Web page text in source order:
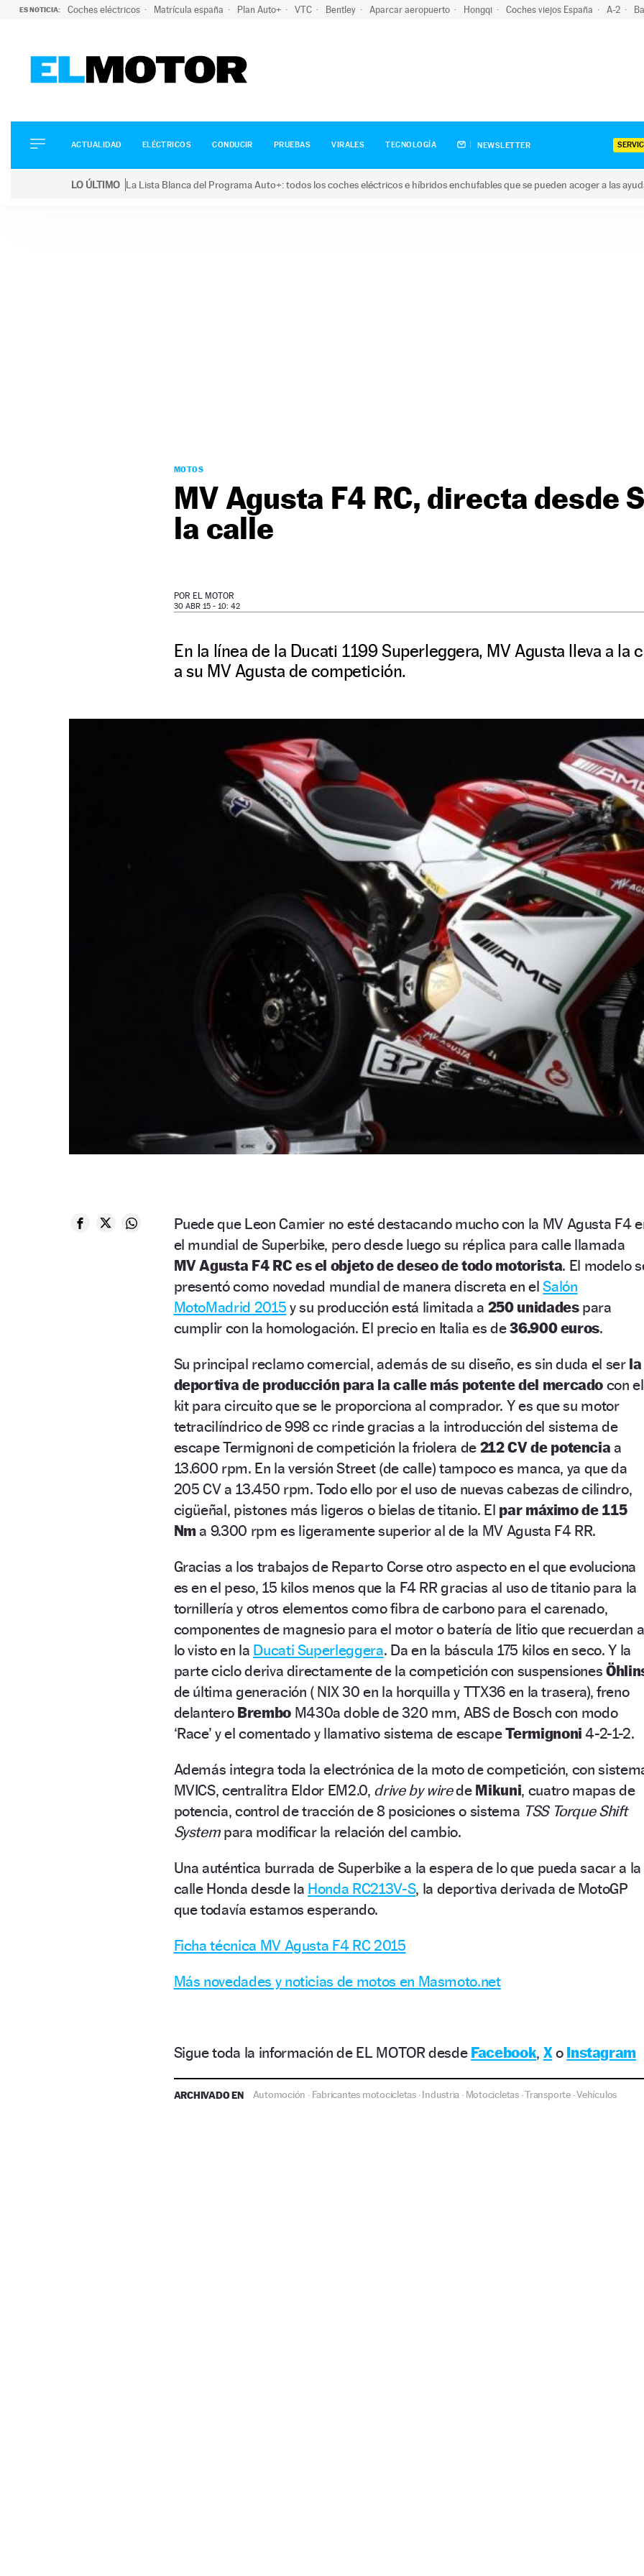
ES NOTICIA: Coches eléctricos Matrícula españa Plan Auto+ VTC Bentley Aparcar aeropuerto Hongqi Coches viejos España A-2
ELÉCTRICOS
CONDUCIR
ACTUALIDAD ELÉCTRICOS CONDUCIR PRUEBAS VIRALES TECNOLOGÍA NEWSLETTER
LO ÚLTIMO La Lista Blanca del Programa Auto+: todos los coches eléctricos e híbridos enchufables que se pueden acoger a las
MOTOS
MV Agusta F4 RC, directa desde
la calle
POR EL MOTOR
30 ABR 15 - 10: 42
En la línea de la Ducati 1199 Superleggera, MV Agusta lleva a la
a su MV Agusta de competición.
Puede que Leon Camier no esté destacando mucho con la MV Agusta F4
el mundial de Superbike, pero desde luego su réplica para calle llamada
MV Agusta F4 RC es el objeto de deseo de todo motorista. El modelo
presentó como novedad mundial de manera discreta en elSalón
MotoMadrid 2015 y su producción está limitada a 250 unidadespara
cumplir con la homologación. El precio en Italia es de36.900 euros.
Su principal reclamo comercial, además de su diseño, es sin duda el ser la
deportiva de producción para la calle más potente del mercado con el
kit para circuito que se le proporciona al comprador. Y es que su motor
tetracilíndrico de 998 cc rinde gracias a la introducción del sistema de
escape Termignoni de competición la friolera de 212 CV de potencia a
13.600 rpm. En la versión Street (de calle) tampoco es manca, ya que da
205 CV a 13.450 rpm. Todo ello por el uso de nuevas cabezas de cilindro,
cigüeñal, pistones más ligeros o bielas de titanio. El par máximo de 115
Nma 9.300 rpm es ligeramente superior al de la MV Agusta F4 RR.
Gracias a los trabajos de Reparto Corse otro aspecto en el que evoluciona
es en el peso, 15 kilos menos que la F4 RR gracias al uso de titanio para la
tornillería y otros elementos como fibra de carbono para el carenado,
componentes de magnesio para el motor o batería de litio que recuerdan a
lo visto en la Ducati Superleggera. Da en la báscula 175 kilos en seco. Y la
parte ciclo deriva directamente de la competición con suspensiones
de última generación ( NIX 30 en la horquilla y TTX36 en la trasera), freno
delantero BremboM430a doble de 320 mm, ABS de Bosch con modo
‘Race’ y el comentado y llamativo sistema de escapeTermignoni 4-2-1-2.
Además integra toda la electrónica de la moto de competición, con
MVICS, centralitra Eldor EM2.0, drive by wirede Mikuni, cuatro mapas de
potencia, control de tracción de 8 posiciones o sistema TSS Torque Shift
Systempara modificar la relación del cambio.
Una auténtica burrada de Superbike a la espera de lo que pueda sacar a la
calle Honda desde la Honda RC213V-S, la deportiva derivada de MotoGP
que todavía estamos esperando.
Ficha técnica MV Agusta F4 RC 2015
Más novedades y noticias de motos en Masmoto.net
Sigue toda la información de EL MOTOR desde Facebook, Xo Instagram
ARCHIVADO EN Automoción · Fabricantes motocicletas ·Industria · Motocicletas·Transporte·Vehículos